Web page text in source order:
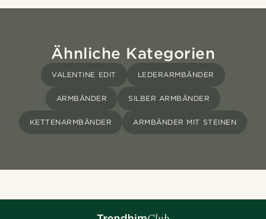
Ähnliche Kategorien
VALENTINE EDIT LEDERARMBÄNDER
ARMBÄNDER SILBER ARMBÄNDER
KETTENARMBÄNDER ARMBÄNDER MIT STEINEN